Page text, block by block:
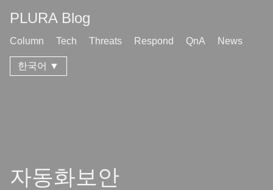
PLURA Blog
Column Tech Threats Respond QnA News
한국어 ▼
자동화보안